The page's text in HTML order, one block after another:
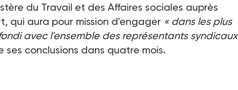
du Travail et des Affaires sociales auprès
qui aura pour mission d'engager « dans les plus
avec l'ensemble des représentants syndicaux
conclusions dans quatre mois.